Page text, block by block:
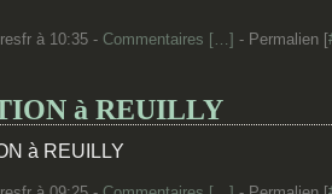
à 10:35 - Commentaires […] - Permalien [
à REUILLY